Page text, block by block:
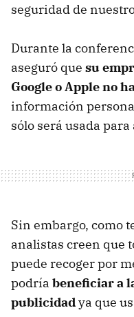
seguridad de
Durante la
aseguró que su
Google o Apple no
información
sólo será usada
Sin embargo, como
analistas creen que
puede recoger por
podría beneficiar a
publicidadya que